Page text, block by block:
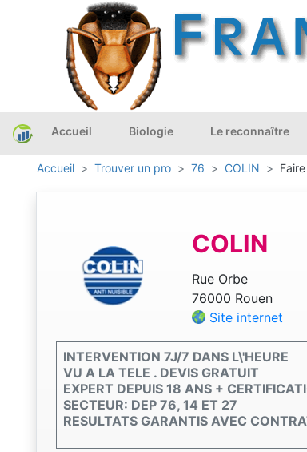
Accueil Biologie Le reconnaître
Accueil Trouver un pro 76 COLIN
COLIN
Rue Orbe
76000 Rouen
Site internet
INTERVENTION 7J/7 DANS L\'HEURE
VU A LA TELE . DEVIS GRATUIT
EXPERT DEPUIS 18 ANS +
SECTEUR: DEP 76, 14 ET 27
RESULTATS GARANTIS AVEC